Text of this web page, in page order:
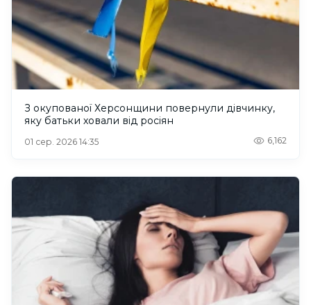
З окупованої Херсонщини повернули дівчинку,
яку батьки ховали від росіян
01 сер. 2026 14:35 6,162